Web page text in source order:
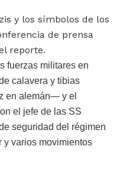
y los símbolos de los
de prensa
reporte.
fuerzas militares en
calavera y tibias
en alemán— y el
el jefe de las SS
seguridad del régimen
y varios movimientos